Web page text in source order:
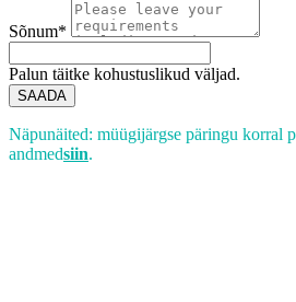
Sõnum*
Palun täitke kohustuslikud väljad.
SAADA
Näpunäited: müügijärgse päringu korral
andmedsiin.